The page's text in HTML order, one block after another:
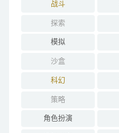
战斗
探索
模拟
沙盒
科幻
策略
角色扮演